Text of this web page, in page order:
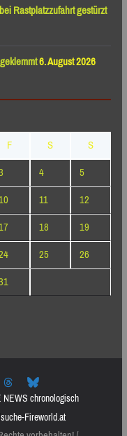
Rastplatzzufahrt gestürzt
6. August 2026
F S
S
4
5
11
12
18
19
25
26
NEWS chronologisch
Fireworld.at